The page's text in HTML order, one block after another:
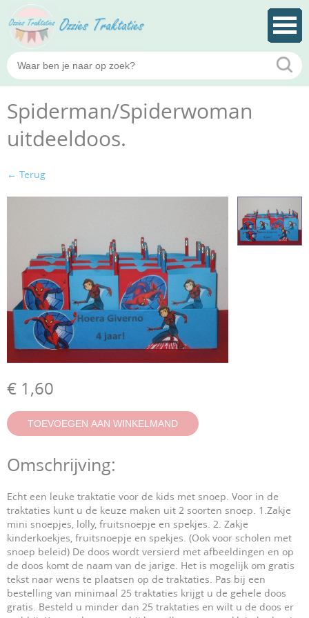
Spiderman/Spiderwoman
uitdeeldoos.
← Terug
€ 1,60
Omschrijving:
Echt een leuke traktatie voor de kids met snoep. Voor in de
traktaties kunt u de keuze maken uit 2 soorten snoep. 1.Zakje
mini snoepjes, lolly, fruitsnoepje en spekjes. 2. Zakje
kinderkoekjes, fruitsnoepje en spekjes. (Ook voor scholen met
snoep beleid) De doos wordt versierd met afbeeldingen en op
de doos komt de naam van de jarige. Het is mogelijk om gratis
tekst naar wens te plaatsen op de traktaties. Pas bij een
bestelling van minimaal 25 traktaties krijgt u de gehele doos
gratis. Besteld u minder dan 25 traktaties en wilt u de doos er